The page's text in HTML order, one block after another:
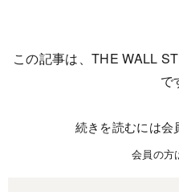
この記事は、THE WALL
で
続きを読むには会
会員の方